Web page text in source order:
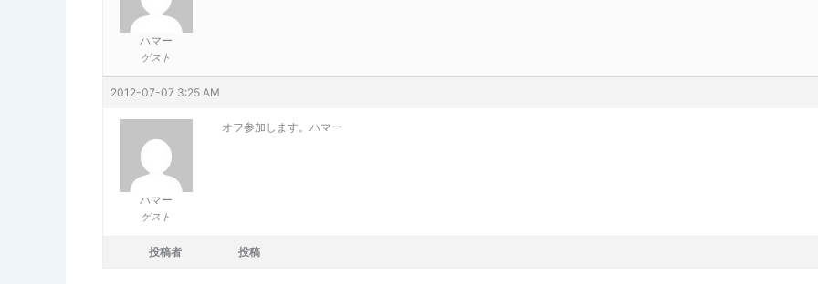
ハマー
ゲスト
2012-07-07 3:25 AM
ハマー
ゲスト
オフ参加します。ハマー
投稿者 投稿